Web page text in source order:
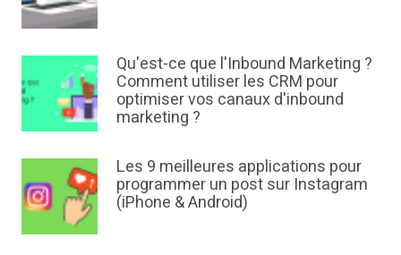
Qu'est-ce que l'Inbound Marketing ?
Comment utiliser les CRM pour
optimiser vos canaux d'inbound
marketing ?
Les 9 meilleures applications pour
programmer un post sur Instagram
(iPhone & Android)